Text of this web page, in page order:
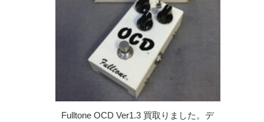
Fulltone OCD Ver1.3 買取りました。デ